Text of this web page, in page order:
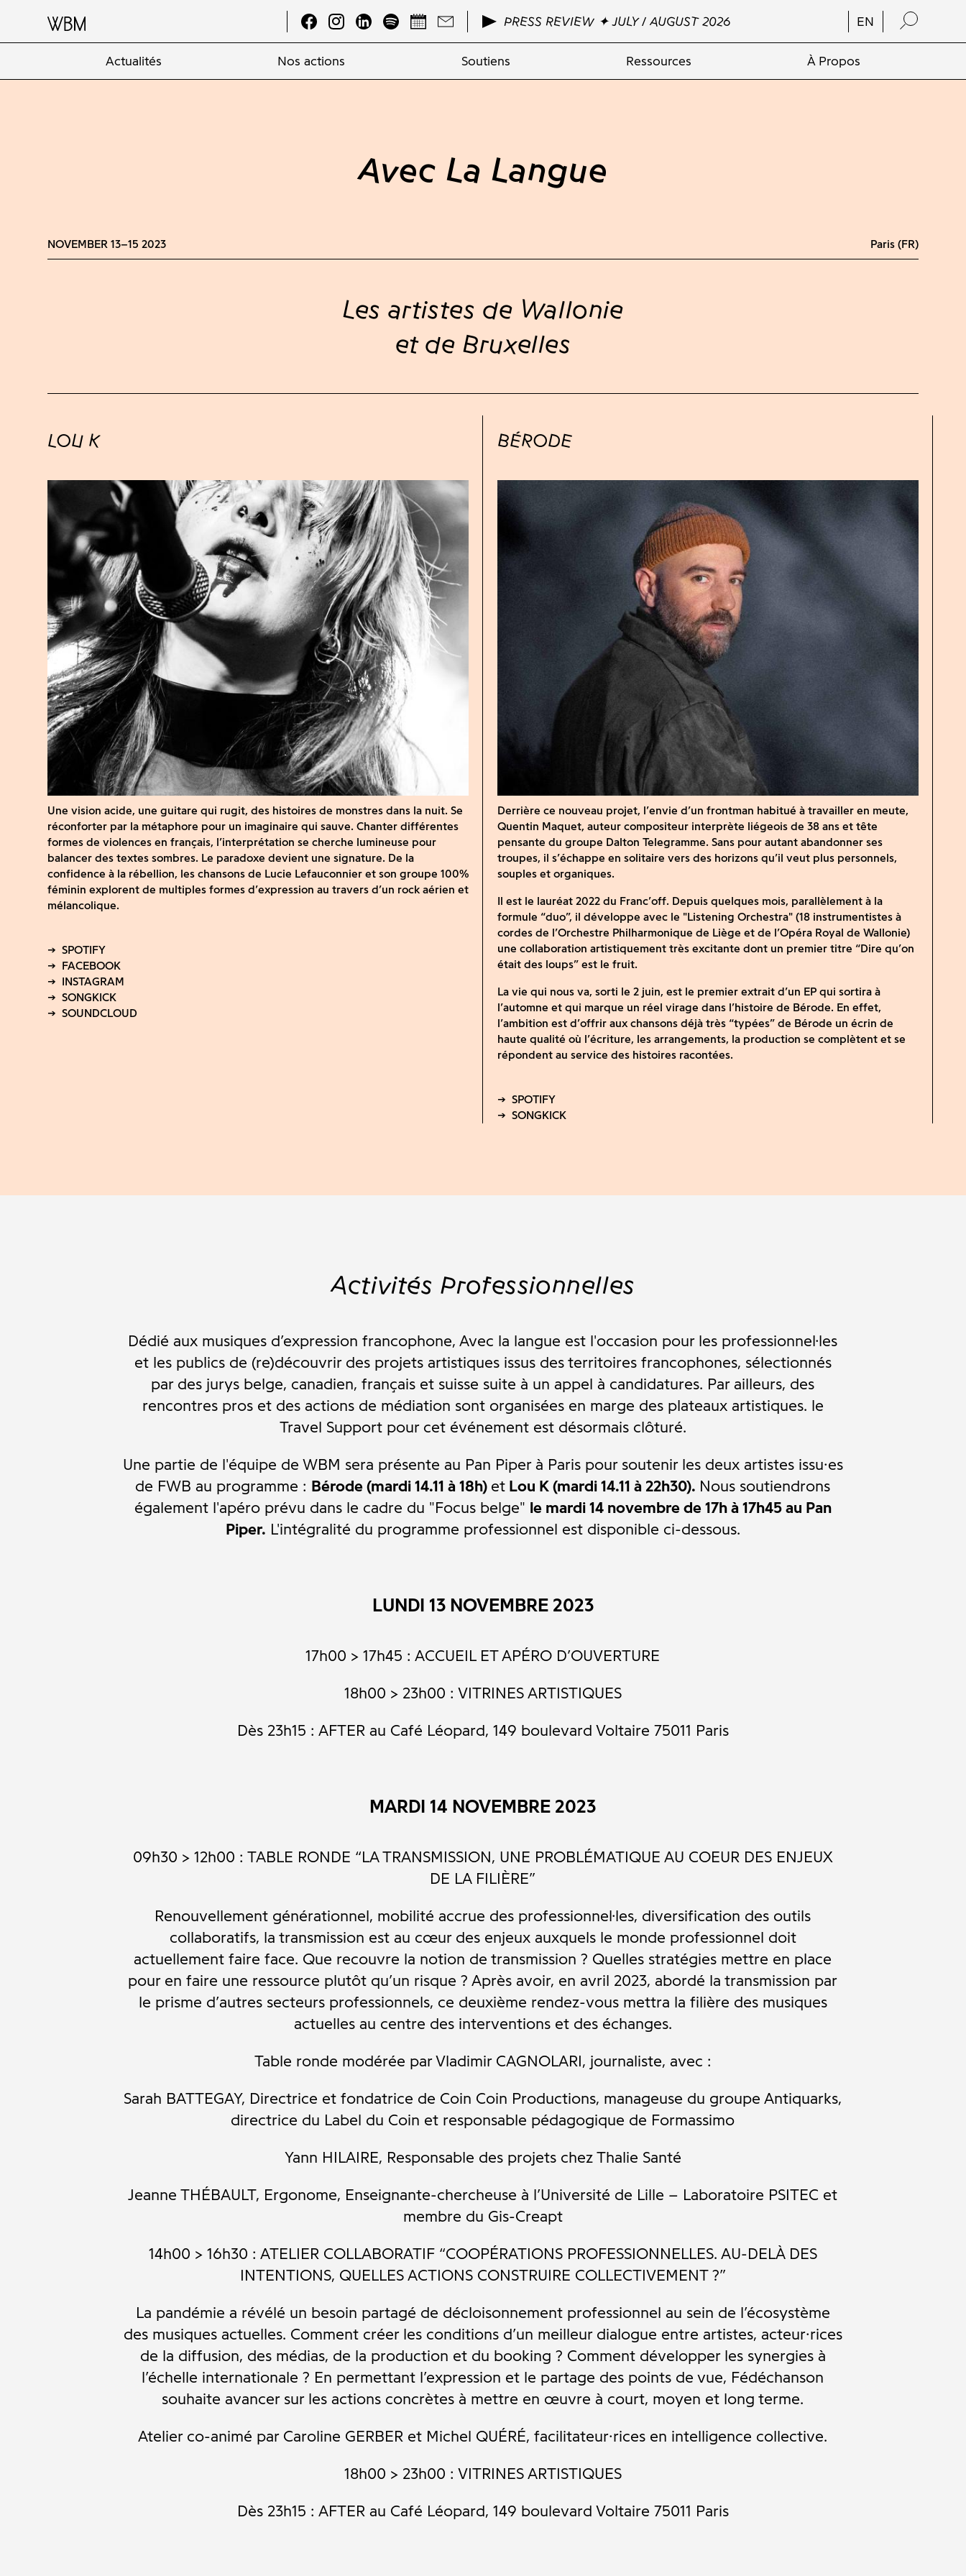
PRESS REVIEW ✦ JULY / AUGUST 2026 EN
Actualités Nos actions Soutiens Ressources À Propos
Avec La Langue
NOVEMBER 13–15 2023 Paris (FR)
Les artistes de Wallonie
et de Bruxelles
LOU K
Une vision acide, une guitare qui rugit, des histoires de monstres dans la nuit. Se
réconforter par la métaphore pour un imaginaire qui sauve. Chanter différentes
formes de violences en français, l’interprétation se cherche lumineuse pour
balancer des textes sombres. Le paradoxe devient une signature. De la
confidence à la rébellion, les chansons de Lucie Lefauconnier et son groupe 100%
féminin explorent de multiples formes d’expression au travers d’un rock aérien et
mélancolique.
BÉRODE
Derrière ce nouveau projet, l’envie d’un frontman habitué à travailler en meute,
Quentin Maquet, auteur compositeur interprète liégeois de 38 ans et tête
pensante du groupe Dalton Telegramme. Sans pour autant abandonner ses
troupes, il s’échappe en solitaire vers des horizons qu’il veut plus personnels,
souples et organiques.
Il est le lauréat 2022 du Franc’off. Depuis quelques mois, parallèlement à la
formule “duo”, il développe avec le "Listening Orchestra" (18 instrumentistes à
cordes de l’Orchestre Philharmonique de Liège et de l’Opéra Royal de Wallonie)
une collaboration artistiquement très excitante dont un premier titre “Dire qu’on
était des loups” est le fruit.
La vie qui nous va, sorti le 2 juin, est le premier extrait d’un EP qui sortira à
l’automne et qui marque un réel virage dans l’histoire de Bérode. En effet,
l’ambition est d’offrir aux chansons déjà très “typées” de Bérode un écrin de
haute qualité où l’écriture, les arrangements, la production se complètent et se
répondent au service des histoires racontées.
Activités Professionnelles
Dédié aux musiques d’expression francophone, Avec la langue est l'occasion pour les professionnel·les
et les publics de (re)découvrir des projets artistiques issus des territoires francophones, sélectionnés
par des jurys belge, canadien, français et suisse suite à un appel à candidatures. Par ailleurs, des
rencontres pros et des actions de médiation sont organisées en marge des plateaux artistiques. le
Travel Support pour cet événement est désormais clôturé.
Une partie de l'équipe de WBM sera présente au Pan Piper à Paris pour soutenir les deux artistes issu·es
de FWB au programme : Bérode (mardi 14.11 à 18h) et Lou K (mardi 14.11 à 22h30). Nous soutiendrons
également l'apéro prévu dans le cadre du "Focus belge" le mardi 14 novembre de 17h à 17h45 au Pan
Piper. L'intégralité du programme professionnel est disponible ci-dessous.
LUNDI 13 NOVEMBRE 2023
17h00 > 17h45 : ACCUEIL ET APÉRO D’OUVERTURE
18h00 > 23h00 : VITRINES ARTISTIQUES
Dès 23h15 : AFTER au Café Léopard, 149 boulevard Voltaire 75011 Paris
MARDI 14 NOVEMBRE 2023
09h30 > 12h00 : TABLE RONDE “LA TRANSMISSION, UNE PROBLÉMATIQUE AU COEUR DES ENJEUX
DE LA FILIÈRE”
Renouvellement générationnel, mobilité accrue des professionnel·les, diversification des outils
collaboratifs, la transmission est au cœur des enjeux auxquels le monde professionnel doit
actuellement faire face. Que recouvre la notion de transmission ? Quelles stratégies mettre en place
pour en faire une ressource plutôt qu’un risque ? Après avoir, en avril 2023, abordé la transmission par
le prisme d’autres secteurs professionnels, ce deuxième rendez-vous mettra la filière des musiques
actuelles au centre des interventions et des échanges.
Table ronde modérée par Vladimir CAGNOLARI, journaliste, avec :
Sarah BATTEGAY, Directrice et fondatrice de Coin Coin Productions, manageuse du groupe Antiquarks,
directrice du Label du Coin et responsable pédagogique de Formassimo
Yann HILAIRE, Responsable des projets chez Thalie Santé
Jeanne THÉBAULT, Ergonome, Enseignante-chercheuse à l’Université de Lille – Laboratoire PSITEC et
membre du Gis-Creapt
14h00 > 16h30 : ATELIER COLLABORATIF “COOPÉRATIONS PROFESSIONNELLES. AU-DELÀ DES
INTENTIONS, QUELLES ACTIONS CONSTRUIRE COLLECTIVEMENT ?”
La pandémie a révélé un besoin partagé de décloisonnement professionnel au sein de l’écosystème
des musiques actuelles. Comment créer les conditions d’un meilleur dialogue entre artistes, acteur·rices
de la diffusion, des médias, de la production et du booking ? Comment développer les synergies à
l’échelle internationale ? En permettant l’expression et le partage des points de vue, Fédéchanson
souhaite avancer sur les actions concrètes à mettre en œuvre à court, moyen et long terme.
Atelier co-animé par Caroline GERBER et Michel QUÉRÉ, facilitateur·rices en intelligence collective.
18h00 > 23h00 : VITRINES ARTISTIQUES
Dès 23h15 : AFTER au Café Léopard, 149 boulevard Voltaire 75011 Paris